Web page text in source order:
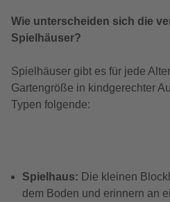
Wie unterscheiden sich die
Spielhäuser?
Spielhäuser gibt es für jede
Gartengröße in kindgerechter
Typen folgende:
Spielhaus: Die kleinen
dem Boden und erinnern an